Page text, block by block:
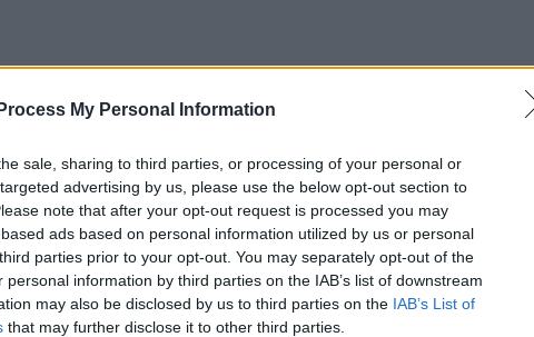
My Personal Information
sale, sharing to third parties, or processing of your personal or
advertising by us, please use the below opt-out section to
note that after your opt-out request is processed you may
ads based on personal information utilized by us or personal
parties prior to your opt-out. You may separately opt-out of the
information by third parties on the IAB’s list of downstream
may also be disclosed by us to third parties on the IAB’s List of
that may further disclose it to other third parties.
της Εκκλησίας των
στο Οικουμενικό
σήμερα– μητροπολίτη